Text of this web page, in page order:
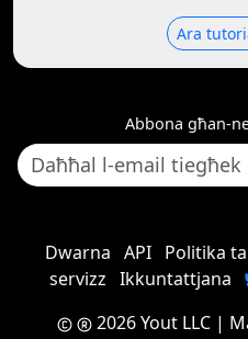
Ara
Abbona għan-
Dwarna API Politika
servizz Ikkuntattjana
2026 Yout LLC|